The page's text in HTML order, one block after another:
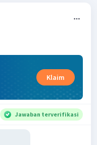
Klaim
Jawaban terverifikasi